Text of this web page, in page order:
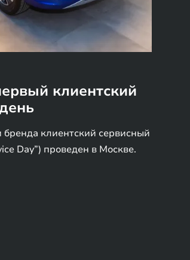
клиентский
клиентский сервисный
Day”) проведен в Москве.